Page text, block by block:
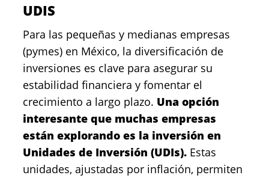
UDIS
Para las pequeñas y medianas empresas
(pymes) en México, la diversificación de
inversiones es clave para asegurar su
estabilidad financiera y fomentar el
crecimiento a largo plazo. Una opción
interesante que muchas empresas
están explorando es la inversión en
Unidades de Inversión (UDIs). Estas
unidades, ajustadas por inflación, permiten